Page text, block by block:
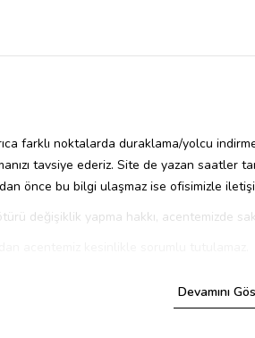
farklı noktalarda duraklama/yolcu
tavsiye ederiz. Site de yazan
önce bu bilgi ulaşmaz ise ofisimizle
değişiklik yapma hakkı, acentemizde
herhangi bir sebeple izin verilmeyen gezi
Devamını